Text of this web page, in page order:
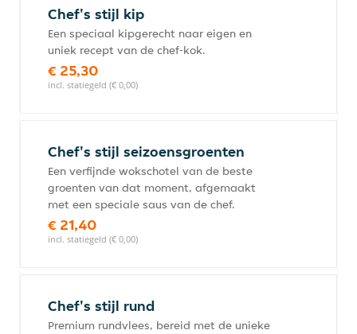
Chef's stijl kip
Een speciaal kipgerecht naar eigen en
uniek recept van de chef-kok.
€ 25,30
incl. statiegeld (€ 0,00)
Chef's stijl seizoensgroenten
Een verfijnde wokschotel van de beste
groenten van dat moment, afgemaakt
met een speciale saus van de chef.
€ 21,40
incl. statiegeld (€ 0,00)
Chef's stijl rund
Premium rundvlees, bereid met de unieke